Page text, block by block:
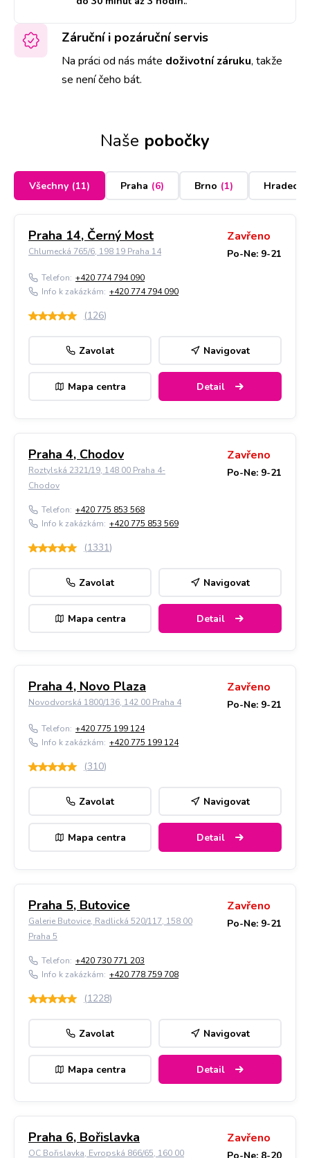
Záruční i pozáruční servis
Na práci od nás máte doživotní záruku, takže
se není čeho bát.
Naše pobočky
Všechny (11) Praha (6) Brno (1) Hradec
Praha 14, Černý Most
Chlumecká 765/6, 198 19 Praha 14
Zavřeno
Po-Ne: 9-21
Telefon: +420 774 794 090
Info k zakázkám: +420 774 794 090
(126)
Zavolat Navigovat
Mapa centra Detail
Praha 4, Chodov
Roztylská 2321/19, 148 00 Praha 4-
Chodov
Zavřeno
Po-Ne: 9-21
Telefon: +420 775 853 568
Info k zakázkám: +420 775 853 569
(1331)
Zavolat Navigovat
Mapa centra Detail
Praha 4, Novo Plaza
Novodvorská 1800/136, 142 00 Praha 4
Zavřeno
Po-Ne: 9-21
Telefon: +420 775 199 124
Info k zakázkám: +420 775 199 124
(310)
Zavolat Navigovat
Mapa centra Detail
Praha 5, Butovice
Galerie Butovice, Radlická 520/117, 158 00
Praha 5
Zavřeno
Po-Ne: 9-21
Telefon: +420 730 771 203
Info k zakázkám: +420 778 759 708
(1228)
Zavolat Navigovat
Mapa centra Detail
Praha 6, Bořislavka
OC Bořislavka, Evropská 866/65, 160 00
Zavřeno